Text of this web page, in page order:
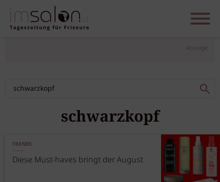
Anzeige
schwarzkopf
TRENDS
Diese Must-haves bringt der August